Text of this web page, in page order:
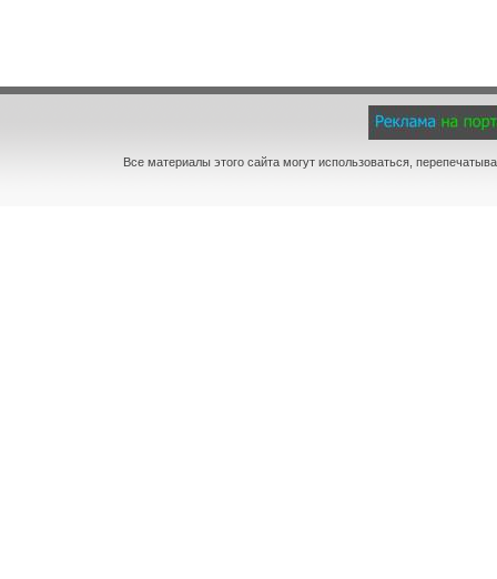
Все материалы этого сайта могут использоваться,